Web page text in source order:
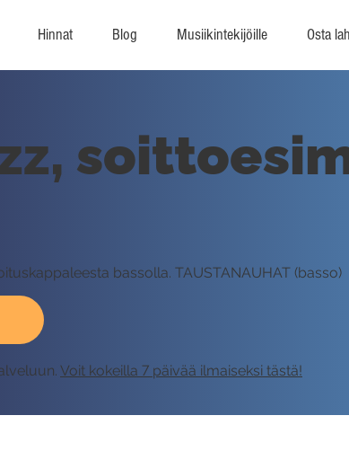
Hinnat Blog Musiikintekijöille Osta
bassolla. TAUSTANAUHAT (basso)
Voit kokeilla 7 päivää ilmaiseksi tästä!